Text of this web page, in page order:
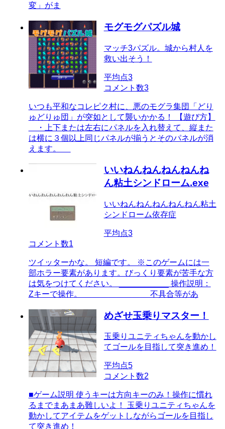
変」がま
モグモグパズル城
マッチ3パズル。城から村人を
救い出そう！
平均点3
コメント数3
いつも平和なコレピク村に、悪のモグラ集団「どり
ゅどりゅ団」が突如として襲いかかる！ 【遊び方】
・上下または左右にパネルを入れ替えて、縦また
は横に３個以上同じパネルが揃うとそのパネルが消
えます。
いいねんねんねんねんね
ん粘土シンドローム.exe
いいねんねんねんねんねん粘土
シンドローム依存症
平均点3
コメント数1
ツイッターかな。 短編です。 ※このゲームには一
部ホラー要素があります。びっくり要素が苦手な方
は気をつけてください。 ___________ 操作説明：
Zキーで操作。 ＿＿＿＿＿＿＿＿ 不具合等があ
めざせ玉乗りマスター！
玉乗りユニティちゃんを動かし
てゴールを目指して突き進め！
平均点5
コメント数2
■ゲーム説明 使うキーは方向キーのみ！操作に慣れ
るまでまあまあ難しいよ！ 玉乗りユニティちゃんを
動かしてアイテムをゲットしながらゴールを目指し
て突き進め！